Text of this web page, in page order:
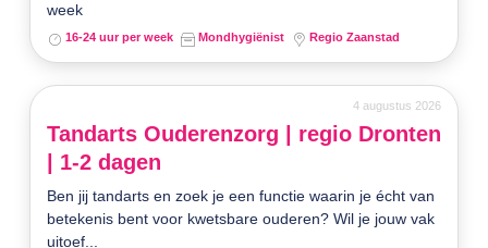
week
16-24 uur per week Mondhygiënist Regio Zaanstad
4 augustus 2026
Tandarts Ouderenzorg | regio Dronten
| 1-2 dagen
Ben jij tandarts en zoek je een functie waarin je écht van
betekenis bent voor kwetsbare ouderen? Wil je jouw vak
uitoef...